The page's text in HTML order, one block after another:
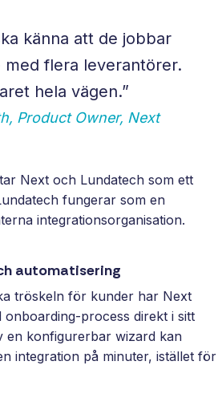
känna att de jobbar
med flera leverantörer.
hela vägen.”
Product Owner, Next
Next och Lundatech som ett
fungerar som en
integrationsorganisation.
automatisering
tröskeln för kunder har Next
direkt i sitt
en konfigurerbar wizard kan
integration på minuter, istället för